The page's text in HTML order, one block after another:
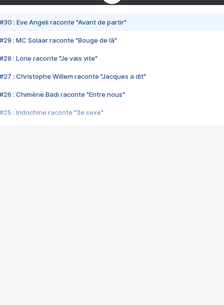
#30 : Eve Angeli raconte "Avant de partir"
#29 : MC Solaar raconte "Bouge de là"
#28 : Lorie raconte "Je vais vite"
#27 : Christophe Willem raconte "Jacques a dit"
#26 : Chimène Badi raconte "Entre nous"
#25 : Indochine raconte "3e sexe"